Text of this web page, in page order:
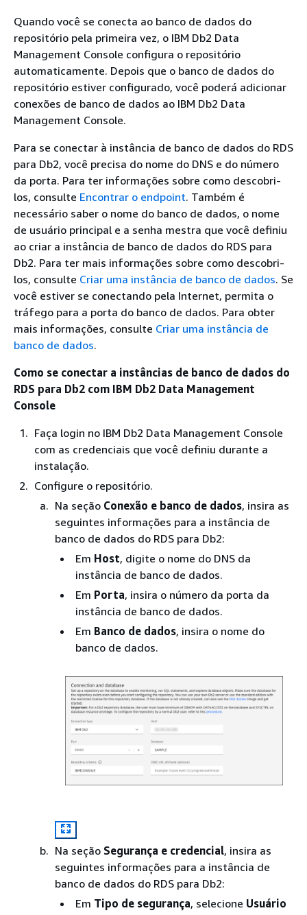
Quando você se conecta ao banco de dados do
repositório pela primeira vez, o IBM Db2 Data
Management Console configura o repositório
automaticamente. Depois que o banco de dados do
repositório estiver configurado, você poderá adicionar
conexões de banco de dados ao IBM Db2 Data
Management Console.
Para se conectar à instância de banco de dados do RDS
para Db2, você precisa do nome do DNS e do número
da porta. Para ter informações sobre como descobri-
los, consulte Encontrar o endpoint. Também é
necessário saber o nome do banco de dados, o nome
de usuário principal e a senha mestra que você definiu
ao criar a instância de banco de dados do RDS para
Db2. Para ter mais informações sobre como descobri-
los, consulte Criar uma instância de banco de dados. Se
você estiver se conectando pela Internet, permita o
tráfego para a porta do banco de dados. Para obter
mais informações, consulte Criar uma instância de
banco de dados.
Como se conectar a instâncias de banco de dados do
RDS para Db2 com IBM Db2 Data Management
Console
Faça login no IBM Db2 Data Management Console
com as credenciais que você definiu durante a
instalação.
Configure o repositório.
Na seção Conexão e banco de dados, insira as
seguintes informações para a instância de
banco de dados do RDS para Db2:
Em Host, digite o nome do DNS da
instância de banco de dados.
Em Porta, insira o número da porta da
instância de banco de dados.
Em Banco de dados, insira o nome do
banco de dados.
Na seção Segurança e credencial, insira as
seguintes informações para a instância de
banco de dados do RDS para Db2:
Em Tipo de segurança, selecione Usuário